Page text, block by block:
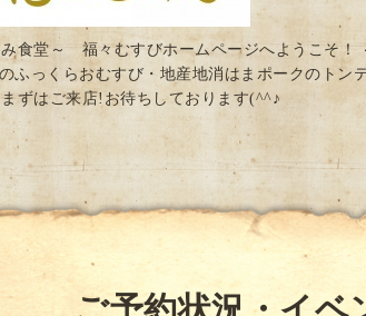
み食堂～ 福々むすびホームページへようこそ！
ふっくらおむすび・地産地消はまポークのトン
ずはご来店!お待ちしております(^^♪